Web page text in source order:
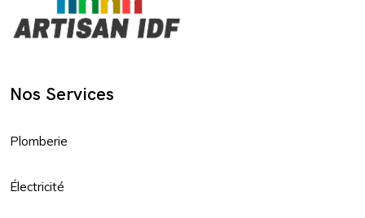
Nos Services
Plomberie
Électricité